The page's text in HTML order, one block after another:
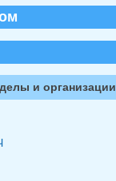
и организации